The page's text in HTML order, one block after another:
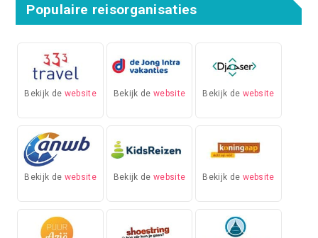
Populaire reisorganisaties
Bekijk de website Bekijk dewebsite Bekijk de website
Bekijk de website Bekijk dewebsite Bekijk de website